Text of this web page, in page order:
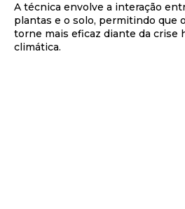
A técnica envolve a interação
plantas e o solo, permitindo que
torne mais eficaz diante da crise
climática.